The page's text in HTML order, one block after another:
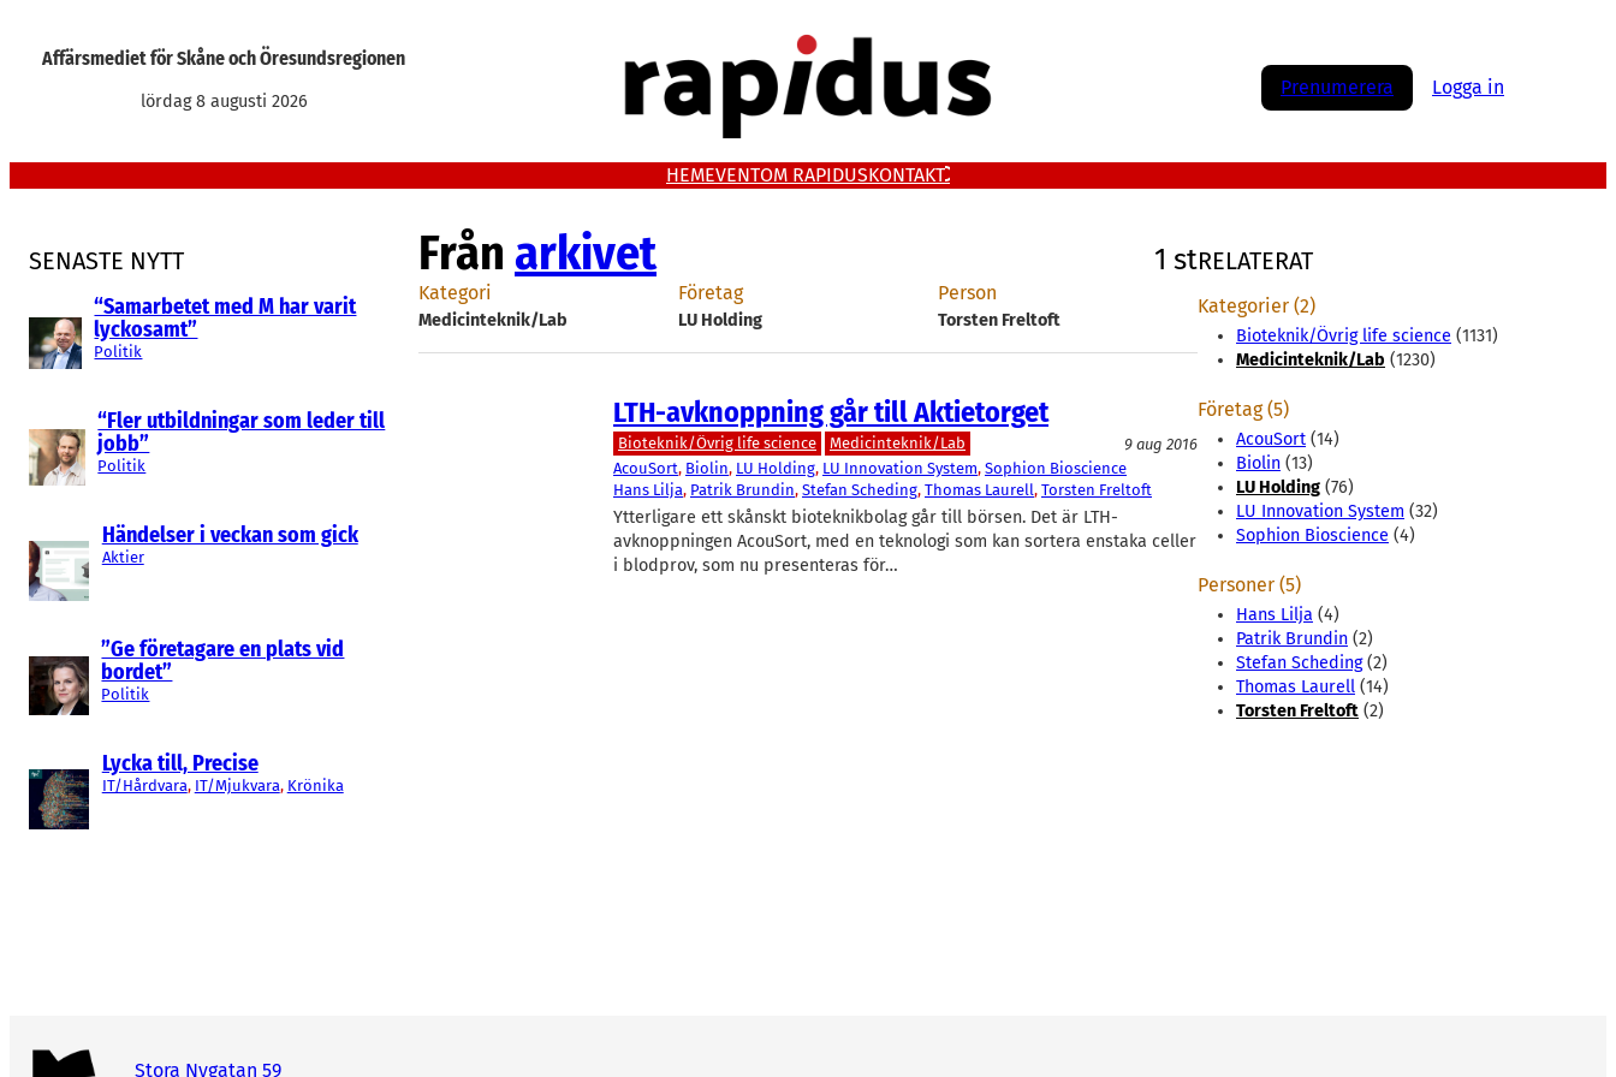
Affärsmediet för Skåne och Öresundsregionen
lördag 8 augusti 2026
Prenumerera Logga in
HEMEVENTOM RAPIDUSKONTAKT
SENASTE NYTT
“Samarbetet med M har varit
lyckosamt”
Politik
“Fler utbildningar som leder till
jobb”
Politik
Händelser i veckan som gick
Aktier
”Ge företagare en plats vid
bordet”
Politik
Lycka till, Precise
IT/Hårdvara, IT/Mjukvara, Krönika
Från arkivet 1 st
Kategori
Medicinteknik/Lab
Företag
LU Holding
Person
Torsten Freltoft
LTH-avknoppning går till Aktietorget
Bioteknik/Övrig life science Medicinteknik/Lab
9 aug 2016
AcouSort, Biolin, LU Holding, LU Innovation System, Sophion Bioscience
Hans Lilja, Patrik Brundin, Stefan Scheding, Thomas Laurell, Torsten Freltoft
Ytterligare ett skånskt bioteknikbolag går till börsen. Det är LTH-
avknoppningen AcouSort, med en teknologi som kan sortera enstaka celler
i blodprov, som nu presenteras för…
RELATERAT
Kategorier (2)
Bioteknik/Övrig life science (1131)
Medicinteknik/Lab (1230)
Företag (5)
AcouSort (14)
Biolin (13)
LU Holding (76)
LU Innovation System (32)
Sophion Bioscience (4)
Personer (5)
Hans Lilja (4)
Patrik Brundin (2)
Stefan Scheding(2)
Thomas Laurell (14)
Torsten Freltoft (2)
Stora Nygatan 59